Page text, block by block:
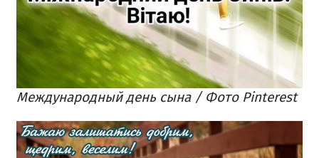
Международный день сына / Фото Pinterest